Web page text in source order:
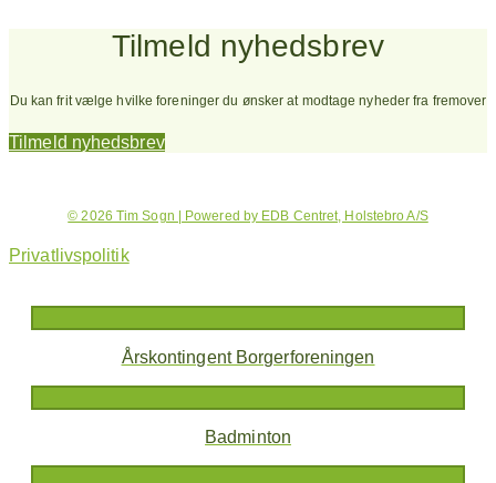
Tilmeld nyhedsbrev
Du kan frit vælge hvilke foreninger du ønsker at modtage nyheder fra fremover
Tilmeld nyhedsbrev
© 2026 Tim Sogn | Powered by EDB Centret, Holstebro A/S
Privatlivspolitik
Årskontingent Borgerforeningen
Badminton